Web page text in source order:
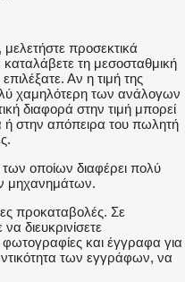
προσεκτικά
τη μεσοσταθμική
Αν η τιμή της
χαμηλότερη των ανάλογων
διαφορά στην τιμή μπορεί
ή στην απόπειρα του πωλητή
οποίων διαφέρει πολύ
μηχανημάτων.
προκαταβολές. Σε
διευκρινίσετε
φωτογραφίες και έγγραφα για
των εγγράφων, να